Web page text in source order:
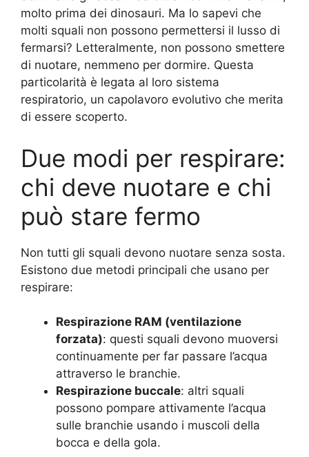
molto prima dei dinosauri. Ma lo sapevi che
molti squali non possono permettersi il lusso di
fermarsi? Letteralmente, non possono smettere
di nuotare, nemmeno per dormire. Questa
particolarità è legata al loro sistema
respiratorio, un capolavoro evolutivo che merita
di essere scoperto.
Due modi per respirare:
chi deve nuotare e chi
può stare fermo
Non tutti gli squali devono nuotare senza sosta.
Esistono due metodi principali che usano per
respirare:
Respirazione RAM (ventilazione
forzata): questi squali devono muoversi
continuamente per far passare l’acqua
attraverso le branchie.
Respirazione buccale: altri squali
possono pompare attivamente l’acqua
sulle branchie usando i muscoli della
bocca e della gola.